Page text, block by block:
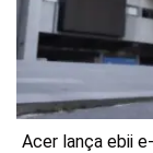
Acer lança ebii